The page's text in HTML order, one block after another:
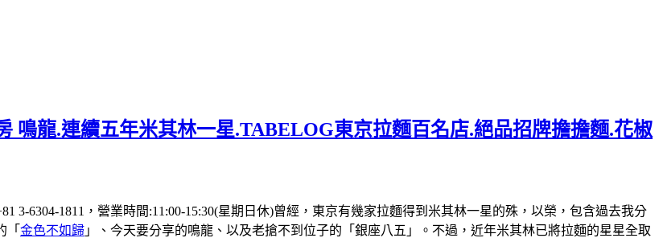
鳴龍.連續五年米其林一星.TABELOG東京拉麵百名店.絕品招牌擔擔麵.花椒
3-6304-1811，營業時間:11:00-15:30(星期日休)曾經，東京有幾家拉麵得到米其林一星的殊，以榮，包含過去我分
「 金色不如歸 」、今天要分享的鳴龍、以及老搶不到位子的「銀座八五」。不過，近年米其林已將拉麵的星星全取